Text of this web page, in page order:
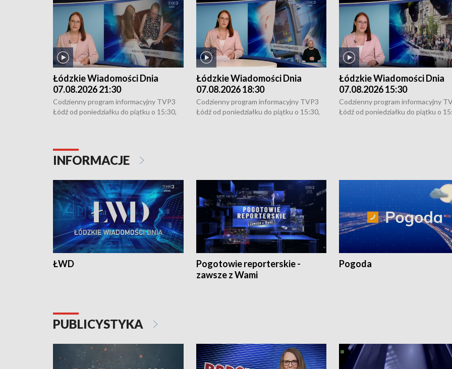
Łódzkie Wiadomości Dnia
07.08.2026 21:30
Codzienny program informacyjny TVP3
Łódź od poniedziałku do piątku o 15:30,
Łódzkie Wiadomości Dnia
07.08.2026 18:30
Codzienny program informacyjny TVP3
Łódź od poniedziałku do piątku o 15:30,
Łódzkie Wiadomości Dnia
07.08.2026 15:30
Codzienny program informacyjny
Łódź od poniedziałku do piątku o
INFORMACJE
ŁWD
Pogotowie reporterskie -
zawsze z Wami
Pogoda
PUBLICYSTYKA